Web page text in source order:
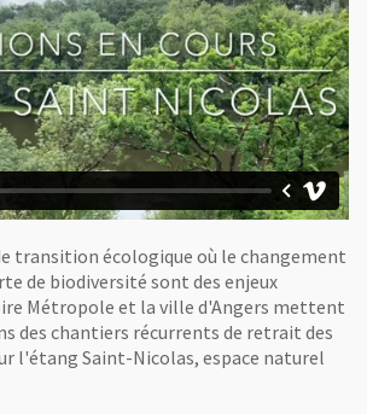
transition écologique où le changement
de biodiversité sont des enjeux
Métropole et la ville d'Angers mettent
des chantiers récurrents de retrait des
l'étang Saint-Nicolas, espace naturel